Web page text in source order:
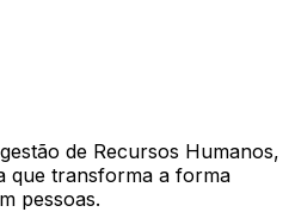
de Recursos Humanos,
que transforma a forma
pessoas.